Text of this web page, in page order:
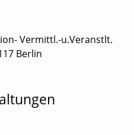
Vermittl.-u.Veranstlt.
Berlin